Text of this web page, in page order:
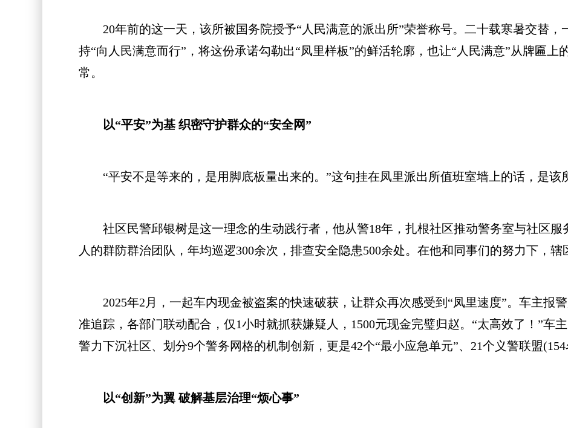
20年前的这一天，该所被国务院授予“人民满意的派出所”荣誉称号。二十载寒暑交替，
持“向人民满意而行”，将这份承诺勾勒出“凤里样板”的鲜活轮廓，也让“人民满意”从牌匾上
常。
以“平安”为基 织密守护群众的“安全网”
“平安不是等来的，是用脚底板量出来的。”这句挂在凤里派出所值班室墙上的话，是该
社区民警邱银树是这一理念的生动践行者，他从警18年，扎根社区推动警务室与社区服
人的群防群治团队，年均巡逻300余次，排查安全隐患500余处。在他和同事们的努力下，辖
2025年2月，一起车内现金被盗案的快速破获，让群众再次感受到“凤里速度”。车主报
准追踪，各部门联动配合，仅1小时就抓获嫌疑人，1500元现金完璧归赵。“太高效了！”车
警力下沉社区、划分9个警务网格的机制创新，更是42个“最小应急单元”、21个义警联盟
以“创新”为翼 破解基层治理“烦心事”